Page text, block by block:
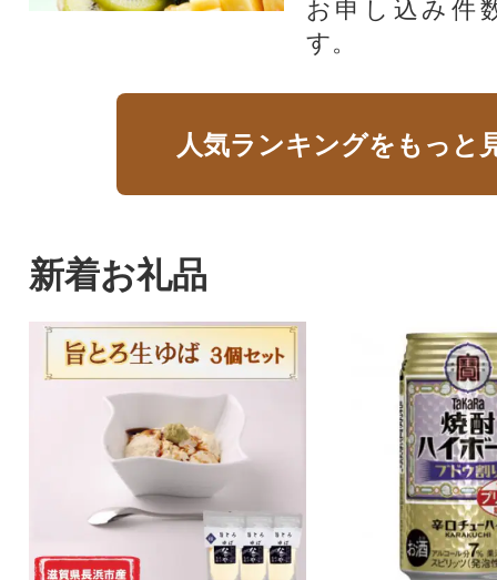
お申し込み件
す。
人気ランキングをもっと
新着お礼品